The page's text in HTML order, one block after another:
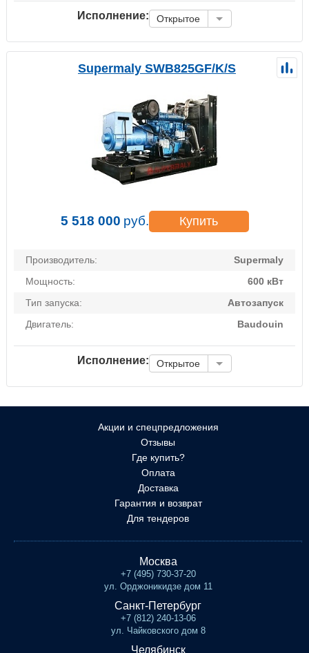
Исполнение: Открытое
Supermaly SWB825GF/K/S
5 518 000 руб. Купить
Производитель:
Supermaly
Мощность:
600 кВт
Тип запуска:
Автозапуск
Двигатель:
Baudouin
Исполнение: Открытое
Акции и спецпредложения
Отзывы
Где купить?
Оплата
Доставка
Гарантия и возврат
Для тендеров
Москва
+7 (495) 730-37-20
ул. Орджоникидзе дом 11
Санкт-Петербург
+7 (812) 240-13-06
ул. Чайковского дом 8
Челябинск